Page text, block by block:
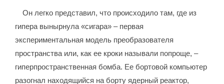
Он легко представил, что происходило там, где из
гипера вынырнула «сигара» – первая
экспериментальная модель преобразователя
пространства или, как ее кроки называли попроще, –
гиперпространственная бомба. Ее бортовой компьютер
разогнал находящийся на борту ядерный реактор,